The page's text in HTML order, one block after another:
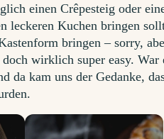
einen Crêpesteig oder
leckeren Kuchen bringen
bringen – sorry,
wirklich super easy. War
da kam uns der Gedanke,